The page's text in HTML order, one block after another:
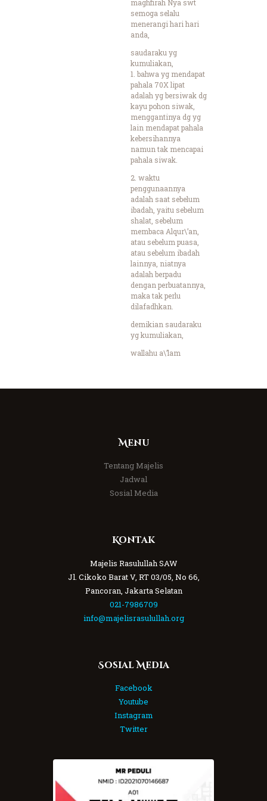
maghfirah Nya swt
semoga selalu
menerangi hari hari
anda,
saudaraku yg
kumuliakan,
1. bahwa yg mendapat
pahala 70X lipat
adalah yg bersiwak dg
kayu pohon siwak,
menggantinya dg yg
lain mendapat pahala
kebersihannya
namun tak mencapai
pahala siwak.
2. waktu
penggunaannya
adalah saat sebelum
ibadah, yaitu sebelum
shalat, sebelum
membaca Alqur\’an,
atau sebelum puasa,
atau sebelum ibadah
lainnya, niatnya
adalah berpadu
dengan perbuatannya,
maka tak perlu
dilafadhkan.
demikian saudaraku
yg kumuliakan,
wallahu a\’lam
Menu
Tentang Majelis
Jadwal
Sosial Media
Kontak
Majelis Rasulullah SAW
Jl. Cikoko Barat V, RT 03/05, No 66,
Pancoran, Jakarta Selatan
021-7986709
info@majelisrasulullah.org
Sosial Media
Facebook
Youtube
Instagram
Twitter